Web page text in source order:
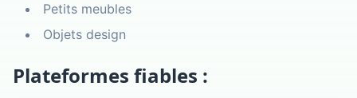
Petits meubles
Objets design
Plateformes fiables :